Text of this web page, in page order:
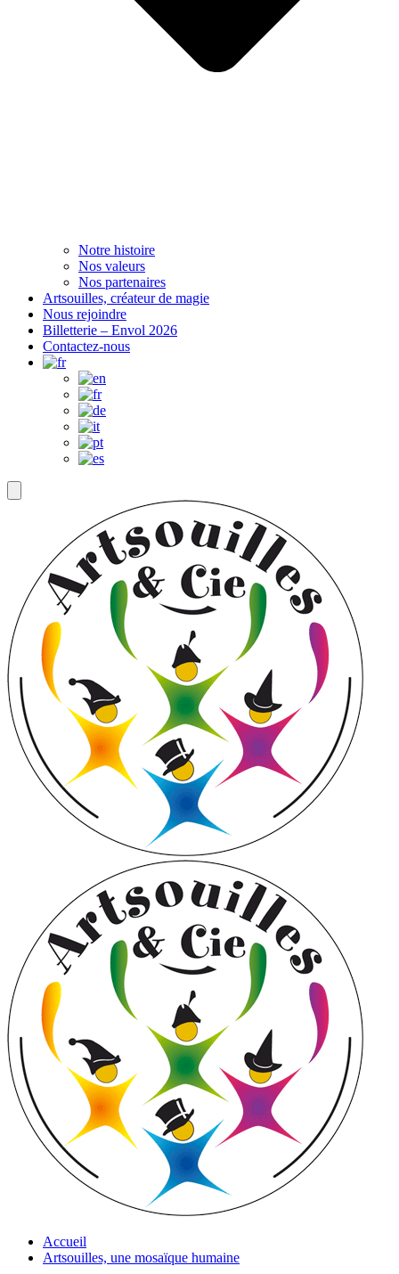
Notre histoire
Nos valeurs
Nos partenaires
Artsouilles, créateur de magie
Nous rejoindre
Billetterie – Envol 2026
Contactez-nous
Accueil
Artsouilles, une mosaïque humaine